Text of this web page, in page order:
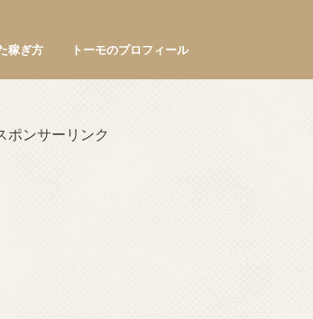
稼ぎ方 トーモのプロフィール
ポンサーリンク